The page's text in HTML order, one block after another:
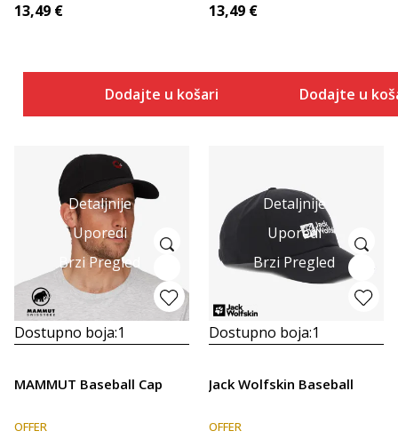
13,49 €
Dodajte u košaricu
13,49 €
Dodajte u
Detaljnije
Uporedi
Brzi Pregled
Dostupno boja:1
MAMMUT Baseball Cap
OFFER
Detaljnije
Uporedi
Brzi Pregled
Dostupno boja:1
Jack Wolfskin Baseball
OFFER